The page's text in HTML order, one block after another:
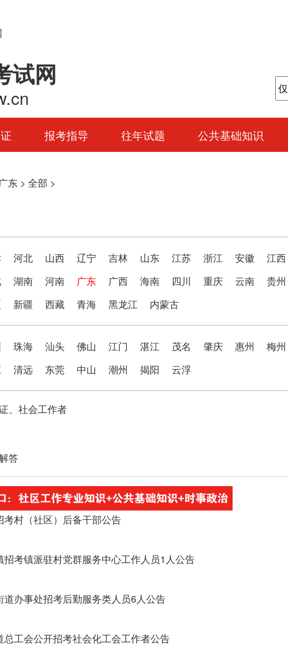
试网
报考指导 往年试题 公共基础知识
东 > 全部 >
河北 山西 辽宁 吉林 山东 江苏 浙江 安徽
江西
湖南 河南 广东 广西 海南 四川 重庆 云南
贵州
新疆 西藏 青海 黑龙江 内蒙古
珠海 汕头 佛山 江门 湛江 茂名 肇庆 惠州
梅州
清远 东莞 中山 潮州 揭阳 云浮
、社会工作者
答
村（社区）后备干部公告
考镇派驻村党群服务中心工作人员1人公告
办事处招考后勤服务类人员6人公告
工会公开招考社会化工会工作者公告